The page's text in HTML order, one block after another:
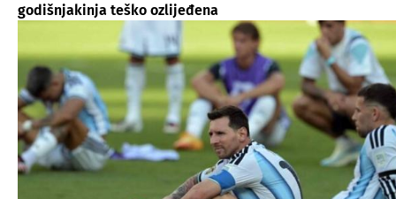
godišnjakinja teško ozlijeđena